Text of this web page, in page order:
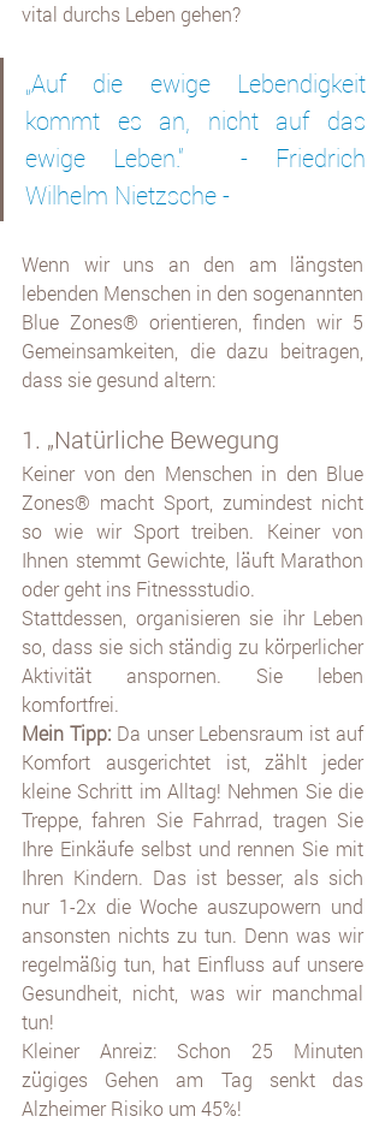
vital durchs Leben gehen?
„Auf die ewige Lebendigkeit
kommt es an, nicht auf das
ewige Leben.“  - Friedrich
Wilhelm Nietzsche -
Wenn wir uns an den am längsten
lebenden Menschen in den sogenannten
Blue Zones® orientieren, finden wir 5
Gemeinsamkeiten, die dazu beitragen,
dass sie gesund altern:
1. „Natürliche Bewegung
Keiner von den Menschen in den Blue
Zones® macht Sport, zumindest nicht
so wie wir Sport treiben. Keiner von
Ihnen stemmt Gewichte, läuft Marathon
oder geht ins Fitnessstudio.
Stattdessen, organisieren sie ihr Leben
so, dass sie sich ständig zu körperlicher
Aktivität anspornen. Sie leben
komfortfrei.
Mein Tipp: Da unser Lebensraum ist auf
Komfort ausgerichtet ist, zählt jeder
kleine Schritt im Alltag! Nehmen Sie die
Treppe, fahren Sie Fahrrad, tragen Sie
Ihre Einkäufe selbst und rennen Sie mit
Ihren Kindern. Das ist besser, als sich
nur 1-2x die Woche auszupowern und
ansonsten nichts zu tun. Denn was wir
regelmäßig tun, hat Einfluss auf unsere
Gesundheit, nicht, was wir manchmal
tun!
Kleiner Anreiz: Schon 25 Minuten
zügiges Gehen am Tag senkt das
Alzheimer Risiko um 45%!